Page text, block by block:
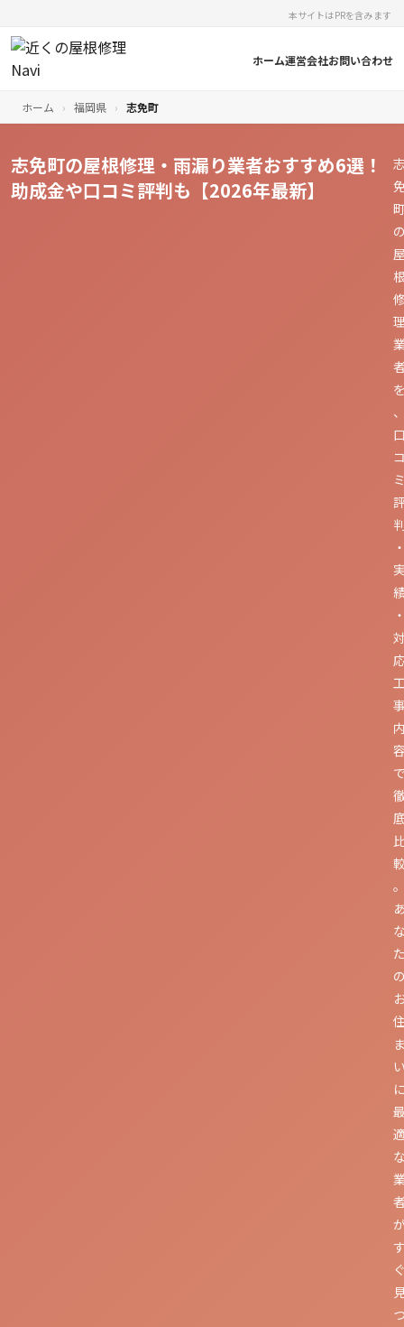
本サイトはPRを含みます
ホーム運営会社お問い合わせ
ホーム › 福岡県 › 志免町
志免町の屋根修理・雨漏り業者おすすめ6選！
助成金や口コミ評判も【2026年最新】